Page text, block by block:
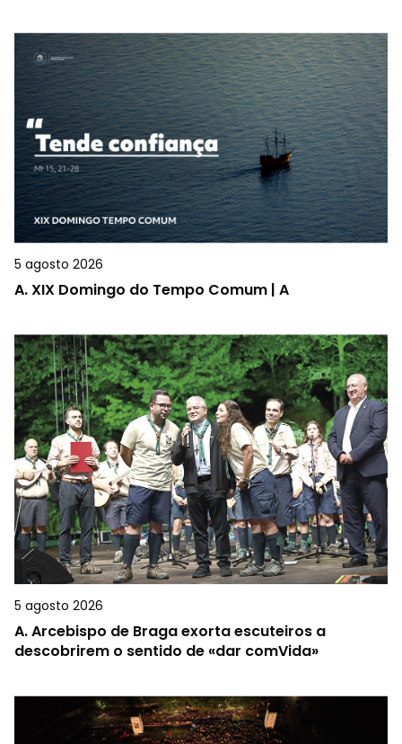
5 agosto 2026
A.XIX Domingo do Tempo Comum | A
5 agosto 2026
A.Arcebispo de Braga exorta escuteiros a
descobrirem o sentido de «dar comVida»